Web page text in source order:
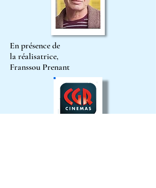
En présence de
la réalisatrice,
Franssou Prenant